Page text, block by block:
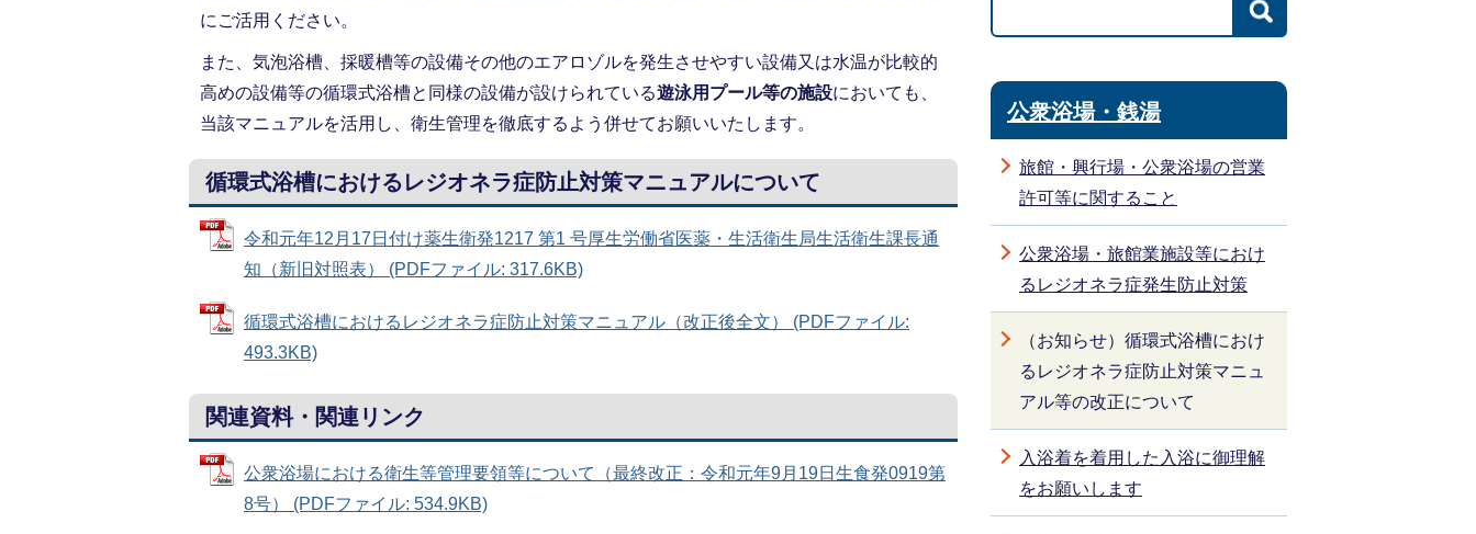
にご活用ください。
また、気泡浴槽、採暖槽等の設備その他のエアロゾルを発生させやすい設備又は水温が比較的
高めの設備等の循環式浴槽と同様の設備が設けられている遊泳用プール等の施設においても、
当該マニュアルを活用し、衛生管理を徹底するよう併せてお願いいたします。
循環式浴槽におけるレジオネラ症防止対策マニュアルについて
令和元年12月17日付け薬生衛発1217 第1 号厚生労働省医薬・生活衛生局生活衛生課長通
知（新旧対照表） (PDFファイル: 317.6KB)
循環式浴槽におけるレジオネラ症防止対策マニュアル（改正後全文） (PDFファイル:
493.3KB)
関連資料・関連リンク
公衆浴場における衛生等管理要領等について（最終改正：令和元年9月19日生食発0919第
8号） (PDFファイル: 534.9KB)
公衆浴場・銭湯
旅館・興行場・公衆浴場の営業
許可等に関すること
公衆浴場・旅館業施設等におけ
るレジオネラ症発生防止対策
（お知らせ）循環式浴槽におけ
るレジオネラ症防止対策マニュ
アル等の改正について
入浴着を着用した入浴に御理解
をお願いします